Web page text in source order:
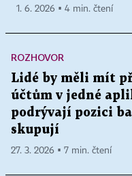
1. 6. 2026 ▪ 4 min. čtení
ROZHOVOR
Lidé by měli mít
účtům v jedné
podrývají pozici
skupují
27. 3. 2026 ▪ 7 min. čtení